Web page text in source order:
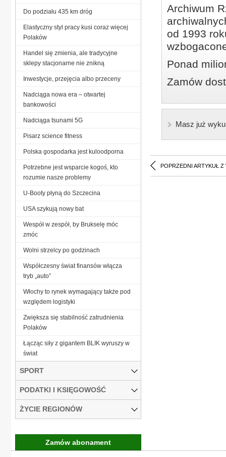
Archiwum
od 1993
Ponad
Zamów
Masz już
POPRZEDNI ARTYKUŁ Z
Do podziału 435 km dróg
Elastyczny styl pracy kusi coraz więcej
Polaków
Handel się zmienia, ale tradycyjne
sklepy stacjonarne nie znikną
Inwestycje, przejęcia albo przeceny
Nadciąga nowa era – otwartej
bankowości
Nadciąga tsunami 5G
Pisarz science fitness
Polska gospodarka jest kuloodporna
Potrzebne jest wsparcie kogoś, kto
rozumie nasze problemy
U-Booty płyną do Szczecina
USA szykują nowy bat
Wespół w zespół, by Brukselę móc
zmóc
Wolni strzelcy po godzinach
Współczesny świat finansów włącza
tryb „auto”
Włochy to rynek wymagający także pod
względem logistyki
Zwiększa się stabilność zatrudnienia
Polaków
Łącząc siły z gigantem BLIK wyruszy w
świat
SPORT
PODATKI I KSIĘGOWOŚĆ
ŻYCIE REGIONÓW
Zamów abonament